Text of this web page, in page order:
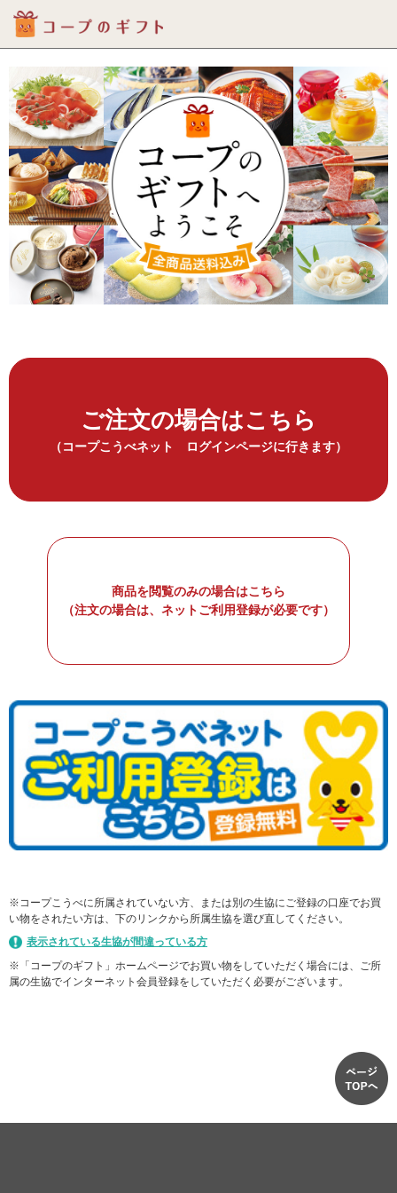
ご注文の場合はこちら
（コープこうべネット ログインページに行きます）
商品を閲覧のみの場合はこちら
（注文の場合は、ネットご利用登録が必要です）
※コープこうべに所属されていない方、または別の生協にご登録の口座でお買
い物をされたい方は、下のリンクから所属生協を選び直してください。
表示されている生協が間違っている方
※「コープのギフト」ホームページでお買い物をしていただく場合には、ご所
属の生協でインターネット会員登録をしていただく必要がございます。